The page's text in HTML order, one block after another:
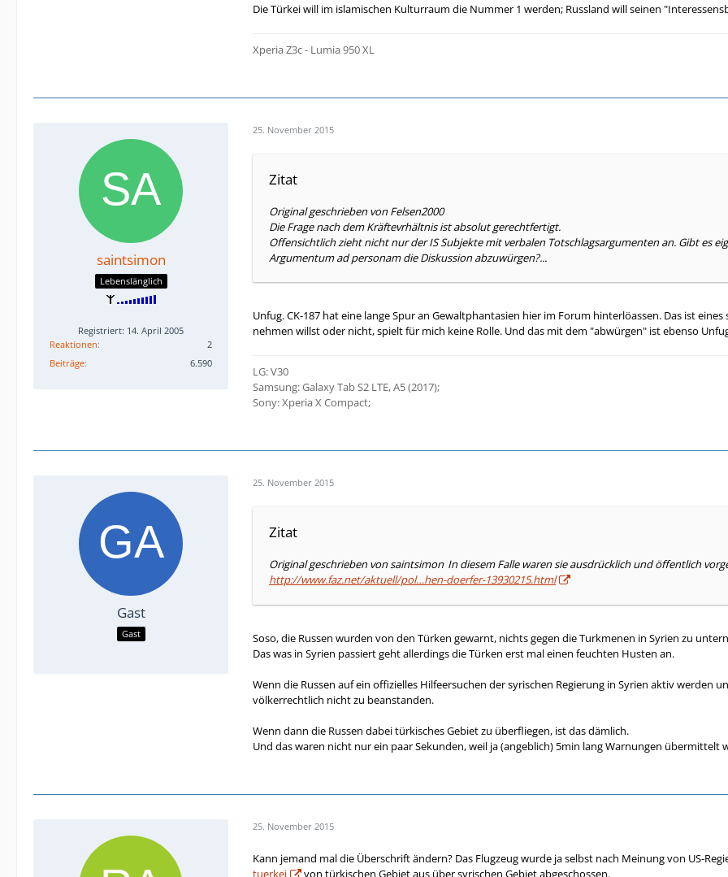
Die Türkei will im islamischen Kulturraum die Nummer 1 werden; Russland will seinen
Xperia Z3c - Lumia 950 XL
saintsimon
Lebenslänglich
Registriert: 14. April 2005
Reaktionen
2
Beiträge
6.590
25. November 2015
Zitat
Original geschrieben von Felsen2000
Die Frage nach dem Kräftevrhältnis ist absolut gerechtfertigt.
Offensichtlich zieht nicht nur der IS Subjekte mit verbalen Totschlagsargumenten an. Gibt es
Argumentum ad personam die Diskussion abzuwürgen?...
Unfug. CK-187 hat eine lange Spur an Gewaltphantasien hier im Forum hinterlöassen. Das ist
nehmen willst oder nicht, spielt für mich keine Rolle. Und das mit dem "abwürgen" ist ebenso
LG: V30
Samsung: Galaxy Tab S2 LTE, A5 (2017);
Sony: Xperia X Compact;
Gast
Gast
25. November 2015
Zitat
Original geschrieben von saintsimon In diesem Falle waren sie ausdrücklich und öffentlich
http://www.faz.net/aktuell/pol…hen-doerfer-13930215.html
Soso, die Russen wurden von den Türken gewarnt, nichts gegen die Turkmenen in Syrien zu
Das was in Syrien passiert geht allerdings die Türken erst mal einen feuchten Husten an.
Wenn die Russen auf ein offizielles Hilfeersuchen der syrischen Regierung in Syrien aktiv werden
völkerrechtlich nicht zu beanstanden.
Wenn dann die Russen dabei türkisches Gebiet zu überfliegen, ist das dämlich.
Und das waren nicht nur ein paar Sekunden, weil ja (angeblich) 5min lang Warnungen übermittelt
25. November 2015
Kann jemand mal die Überschrift ändern? Das Flugzeug wurde ja selbst nach Meinung von US-
tuerkei
von türkischen Gebiet aus über syrischen Gebiet abgeschossen.